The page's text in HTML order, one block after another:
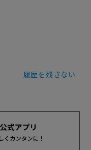
履歴を残さない